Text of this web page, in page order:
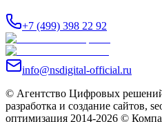
+7 (499) 398 22 92
info@nsdigital-official.ru
© Агентство Цифровых
разработка и создание сайтов,
оптимизация 2014-2026 ©